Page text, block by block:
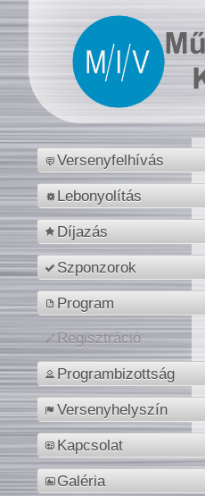
Versenyfelhívás
Lebonyolítás
Díjazás
Szponzorok
Program
Regisztráció
Programbizottság
Versenyhelyszín
Kapcsolat
Galéria